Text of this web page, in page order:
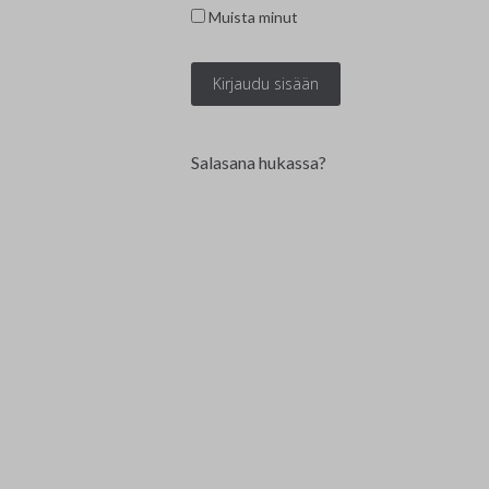
Jäseneksi hakeminen
Luottamushenkilöt
Muista minut
Salasana hukassa?